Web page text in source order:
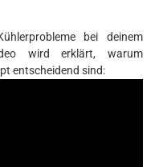
bei deinem
wird erklärt, warum
entscheidend sind: